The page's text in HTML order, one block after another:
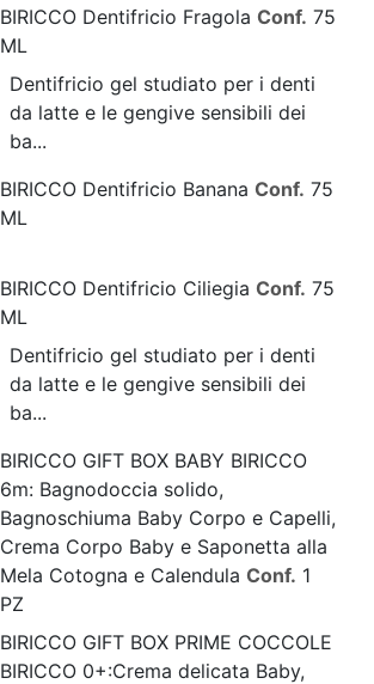
BIRICCO Dentifricio Fragola Conf. 75
ML
Dentifricio gel studiato per i denti
da latte e le gengive sensibili dei
ba...
BIRICCO Dentifricio Banana Conf. 75
ML
BIRICCO Dentifricio Ciliegia Conf. 75
ML
Dentifricio gel studiato per i denti
da latte e le gengive sensibili dei
ba...
BIRICCO GIFT BOX BABY BIRICCO
6m: Bagnodoccia solido,
Bagnoschiuma Baby Corpo e Capelli,
Crema Corpo Baby e Saponetta alla
Mela Cotogna e Calendula Conf. 1
PZ
BIRICCO GIFT BOX PRIME COCCOLE
BIRICCO 0+:Crema delicata Baby,